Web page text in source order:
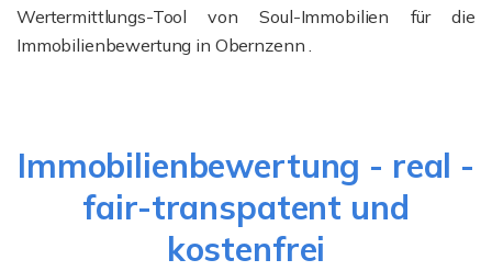
Wertermittlungs-Tool von Soul-Immobilien für die
Immobilienbewertung in Obernzenn .
Immobilienbewertung - real -
fair-transpatent und
kostenfrei